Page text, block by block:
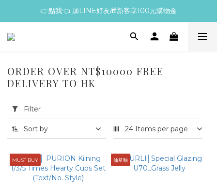
👉點我👈 加LINE好友🎁新客享100元購物金
Apply
(0/20)
Price
(NT$)
ORDER OVER NT$10000 FREE
DELIVERY TO HK
Filter
Sort by 24 Items per page
MUST BUY 仙草釉